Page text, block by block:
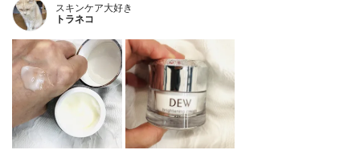
スキンケア大好き
トラネコ